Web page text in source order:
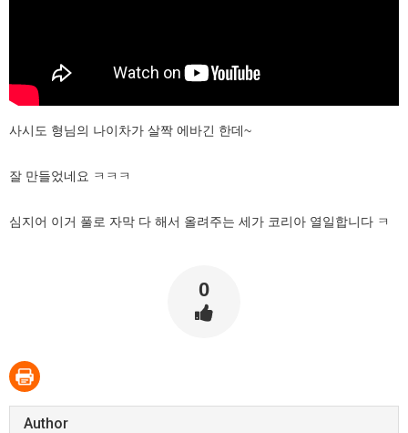
사시도 형님의 나이차가 살짝 에바긴 한데~
잘 만들었네요 ㅋㅋㅋ
심지어 이거 풀로 자막 다 해서 올려주는 세가 코리아 열일합니다 ㅋ
0
Author